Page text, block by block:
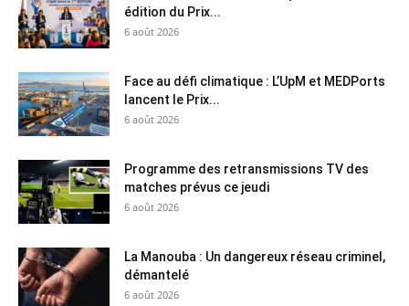
édition du Prix...
6 août 2026
Face au défi climatique : L’UpM et MEDPorts
lancent le Prix...
6 août 2026
Programme des retransmissions TV des
matches prévus ce jeudi
6 août 2026
La Manouba : Un dangereux réseau criminel,
démantelé
6 août 2026